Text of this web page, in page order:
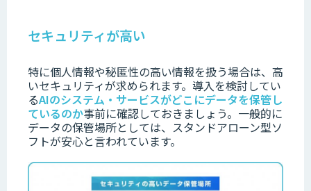
セキュリティが高い
特に個人情報や秘匿性の高い情報を扱う場合は、高
いセキュリティが求められます。 導入を検討してい
るAIのシステム・サービスがどこにデータを保管し
ているのか事前に確認しておきましょう。 一般的に
データの保管場所としては、スタンドアローン型ソ
フトが安心と言われています。